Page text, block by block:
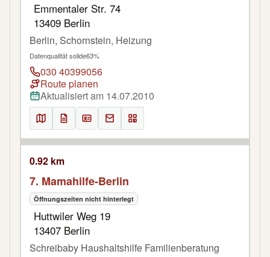
Emmentaler Str. 74
13409 Berlin
Berlin, Schornstein, Heizung
Datenqualität solide63%
030 40399056
Route planen
Aktualisiert am 14.07.2010
0.92 km
7. Mamahilfe-Berlin
Öffnungszeiten nicht hinterlegt
Huttwiler Weg 19
13407 Berlin
Schreibaby Haushaltshilfe Familienberatung